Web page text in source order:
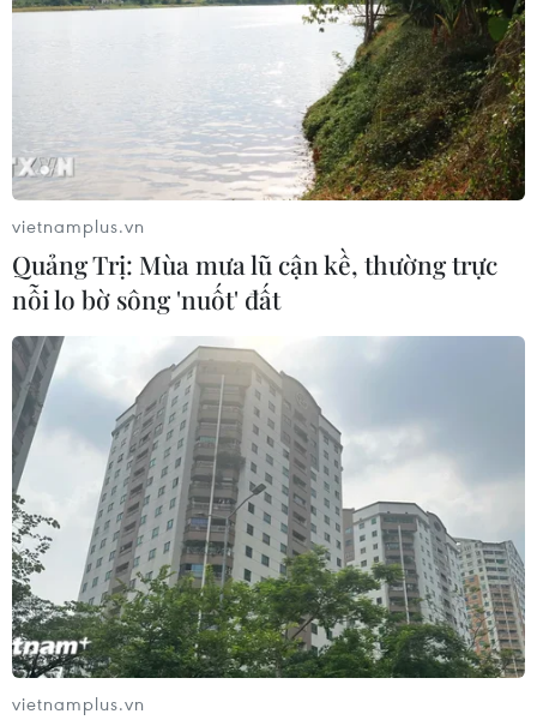
TIN CÙNG CHUYÊN MỤC
NAPAS, BIDV và Weixin Pay mở rộng
thanh toán QR Việt Nam-Trung
vietnamplus.vn
Quảng Trị: Mùa mưa lũ cận kề, thường trực
nỗi lo bờ sông 'nuốt' đất
vietnamplus.vn